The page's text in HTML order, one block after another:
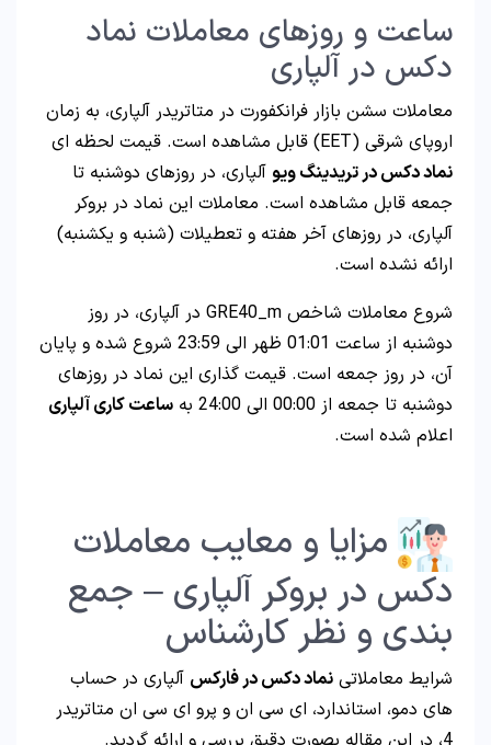
ساعت و روزهای معاملات نماد
دکس در آلپاری
معاملات سشن بازار فرانکفورت در متاتریدر آلپاری، به زمان
اروپای شرقی (EET) قابل مشاهده است. قیمت لحظه ای
نماد دکس در تریدینگ ویو آلپاری، در روزهای دوشنبه تا
جمعه قابل مشاهده است. معاملات این نماد در بروکر
آلپاری، در روزهای آخر هفته و تعطیلات (شنبه و یکشنبه)
ارائه نشده است.
شروع معاملات شاخص GRE40_m در آلپاری، در روز
دوشنبه از ساعت 01:01 ظهر الی 23:59 شروع شده و پایان
آن، در روز جمعه است. قیمت گذاری این نماد در روزهای
دوشنبه تا جمعه از 00:00 الی 24:00 به
ساعت کاری آلپاری
اعلام شده است.
مزایا و معایب معاملات
دکس در بروکر آلپاری – جمع
بندی و نظر کارشناس
شرایط معاملاتی نماد دکس در فارکس آلپاری در حساب
های دمو، استاندارد، ای سی ان و پرو ای سی ان متاتریدر